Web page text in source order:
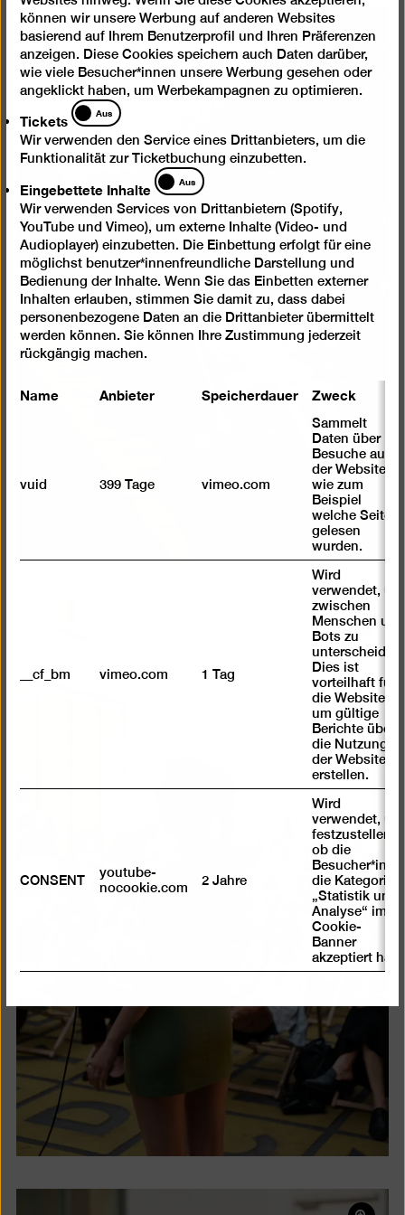
Bild
in
einer
Bild
in
einer
öffnen
können wir unsere Werbung auf anderen Websites
basierend auf Ihrem Benutzerprofil und Ihren Präferenzen
anzeigen. Diese Cookies speichern auch Daten darüber,
wie viele Besucher*innen unsere Werbung gesehen oder
angeklickt haben, um Werbekampagnen zu optimieren.
Tickets
Tickets
Aus
Wir verwenden den Service eines Drittanbieters, um die
Funktionalität zur Ticketbuchung einzubetten.
Eingebettete Inhalte
Eingebettete
Inhalte
Aus
Wir verwenden Services von Drittanbietern (Spotify,
YouTube und Vimeo), um externe Inhalte (Video- und
Audioplayer) einzubetten. Die Einbettung erfolgt für eine
möglichst benutzer*innenfreundliche Darstellung und
Bedienung der Inhalte. Wenn Sie das Einbetten externer
Inhalten erlauben, stimmen Sie damit zu, dass dabei
personenbezogene Daten an die Drittanbieter übermittelt
werden können. Sie können Ihre Zustimmung jederzeit
rückgängig machen.
Name Anbieter Speicherdauer Zweck
vuid 399 Tage vimeo.com
Sammelt
Daten über
Besuche auf
der Website,
wie zum
Beispiel
welche Seiten
gelesen
wurden.
__cf_bm vimeo.com 1 Tag
Wird
verwendet, um
zwischen
Menschen und
Bots zu
unterscheiden.
Dies ist
vorteilhaft für
die Website,
um gültige
Berichte über
die Nutzung
der Website zu
erstellen.
CONSENT
youtube-
nocookie.com
2 Jahre
Wird
verwendet, um
festzustellen ,
ob die
Besucher*in
die Kategorie
„Statistik und
Analyse“ im
Cookie-
Banner
akzeptiert hat